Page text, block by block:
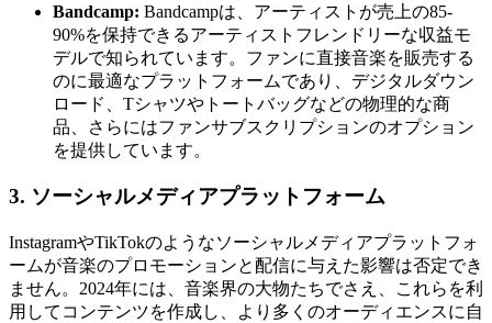
Bandcamp: Bandcampは、アーティストが売上の85-
90%を保持できるアーティストフレンドリーな収益モ
デルで知られています。ファンに直接音楽を販売する
のに最適なプラットフォームであり、デジタルダウン
ロード、Tシャツやトートバッグなどの物理的な商
品、さらにはファンサブスクリプションのオプション
を提供しています。
3. ソーシャルメディアプラットフォーム
InstagramやTikTokのようなソーシャルメディアプラットフォ
ームが音楽のプロモーションと配信に与えた影響は否定でき
ません。2024年には、音楽界の大物たちでさえ、これらを利
用してコンテンツを作成し、より多くのオーディエンスに自